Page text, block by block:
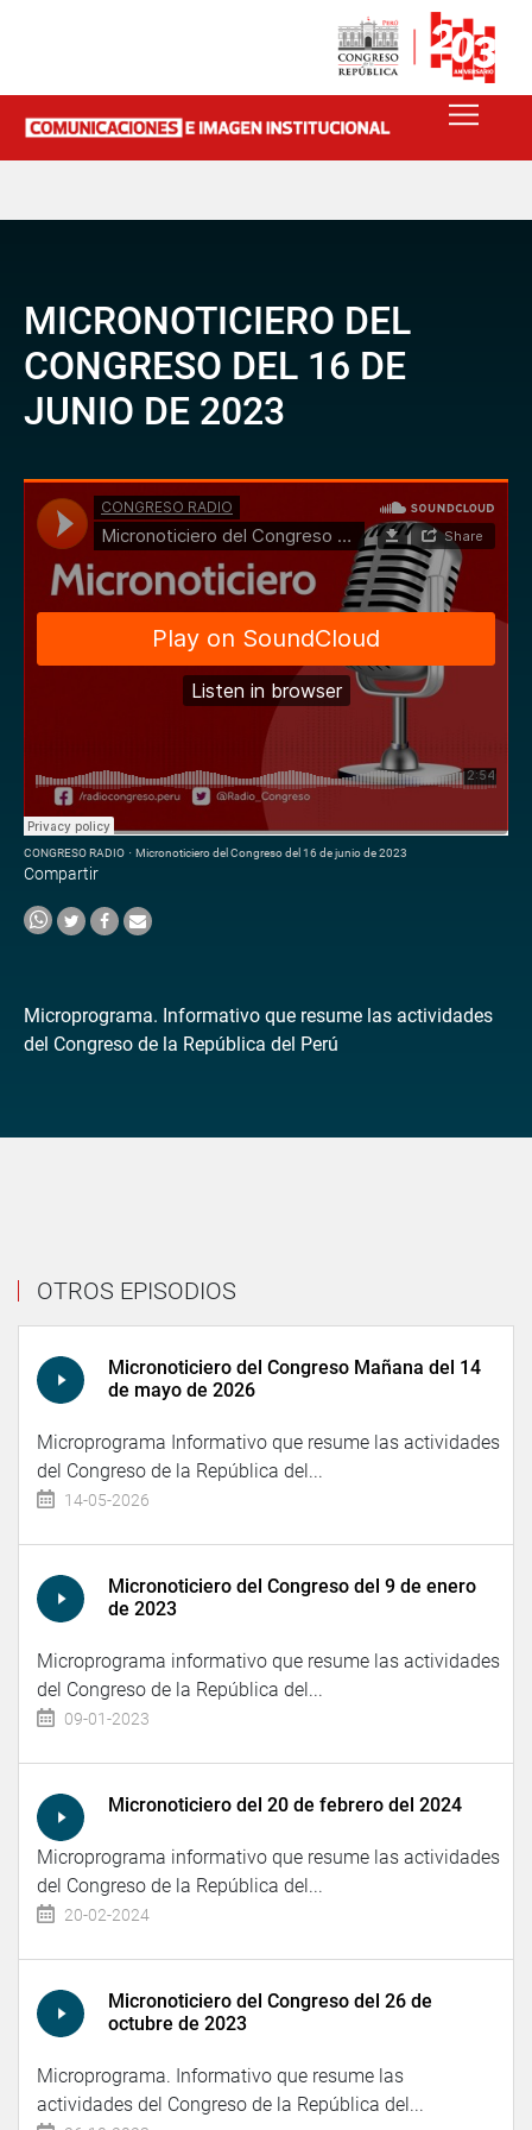
MICRONOTICIERO DEL
CONGRESO DEL 16 DE
JUNIO DE 2023
CONGRESO RADIO · Micronoticiero del Congreso del 16 de junio de 2023
Compartir
Microprograma. Informativo que resume las actividades
del Congreso de la República del Perú
OTROS EPISODIOS
Micronoticiero del Congreso Mañana del 14
de mayo de 2026
Microprograma Informativo que resume las actividades
del Congreso de la República del...
14-05-2026
Micronoticiero del Congreso del 9 de enero
de 2023
Microprograma informativo que resume las actividades
del Congreso de la República del...
09-01-2023
Micronoticiero del 20 de febrero del 2024
Microprograma informativo que resume las actividades
del Congreso de la República del...
20-02-2024
Micronoticiero del Congreso del 26 de
octubre de 2023
Microprograma. Informativo que resume las
actividades del Congreso de la República del...